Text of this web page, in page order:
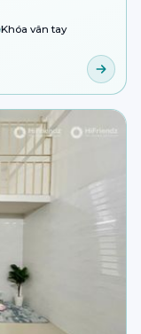
Khóa vân tay